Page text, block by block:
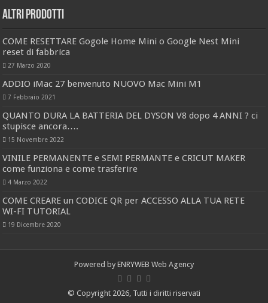
Altri prodotti
COME RESETTARE Gogole Home Mini o Google Nest Mini
reset di fabbrica
27 Marzo 2020
ADDIO iMac 27 benvenuto NUOVO Mac Mini M1
7 Febbraio 2021
QUANTO DURA LA BATTERIA DEL DYSON V8 dopo 4 ANNI ? ci
stupisce ancora….
15 Novembre 2022
VINILE PERMANENTE e SEMI PERMANTE e CRICUT MAKER
come funziona e come trasferire
4 Marzo 2022
COME CREARE un CODICE QR per ACCESSO ALLA TUA RETE
WI-FI TUTORIAL
19 Dicembre 2020
Powered by ENRYWEB Web Agency
© Copyright 2026, Tutti i diritti riservati